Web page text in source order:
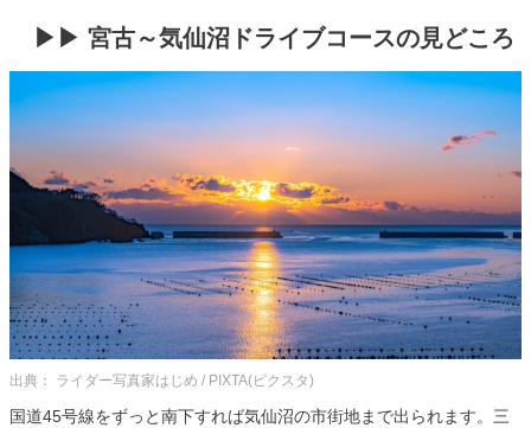
▶▶ 宮古～気仙沼ドライブコースの見どころ
出典： ライダー写真家はじめ / PIXTA(ピクスタ)
国道45号線をずっと南下すれば気仙沼の市街地まで出られます。三